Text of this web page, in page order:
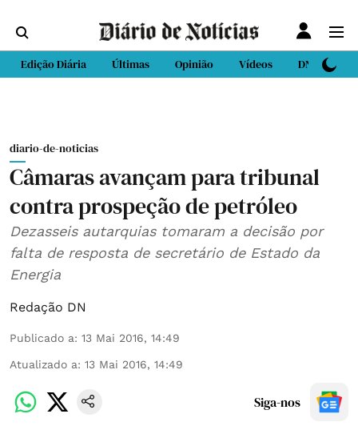
Edição Diária Últimas Opinião Vídeos DN Sport
diario-de-noticias
Câmaras avançam para tribunal
contra prospeção de petróleo
Dezasseis autarquias tomaram a decisão por
falta de resposta de secretário de Estado da
Energia
Redação DN
Publicado a: 13 Mai 2016, 14:49
Atualizado a: 13 Mai 2016, 14:49
Siga-nos